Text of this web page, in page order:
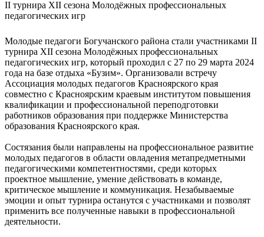
Молодые педагоги Богучанского района стали участниками II
турнира XII сезона Молодёжных профессиональных
педагогических игр, который проходил с 27 по 29 марта 2024
года на базе отдыха «Бузим». Организовали встречу
Ассоциация молодых педагогов Красноярского края
совместно с Красноярским краевым институтом повышения
квалификации и профессиональной переподготовки
работников образования при поддержке Министерства
образования Красноярского края.
Состязания были направлены на профессиональное развитие
молодых педагогов в области овладения метапредметными
педагогическими компетентностями, среди которых
проектное мышление, умение действовать в команде,
критическое мышление и коммуникация. Незабываемые
эмоции и опыт турнира останутся с участниками и позволят
применить все полученные навыки в профессиональной
деятельности.